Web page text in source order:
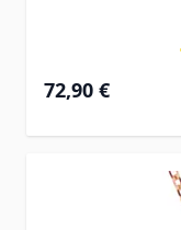
Ab
72,90 €